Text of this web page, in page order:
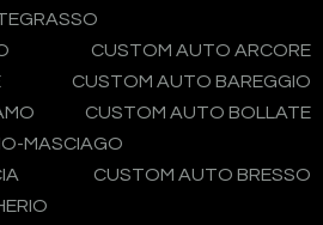
CUSTOM AUTO ARCORE
CUSTOM AUTO BAREGGIO
CUSTOM AUTO BOLLATE
MASCIAGO
CUSTOM AUTO BRESSO